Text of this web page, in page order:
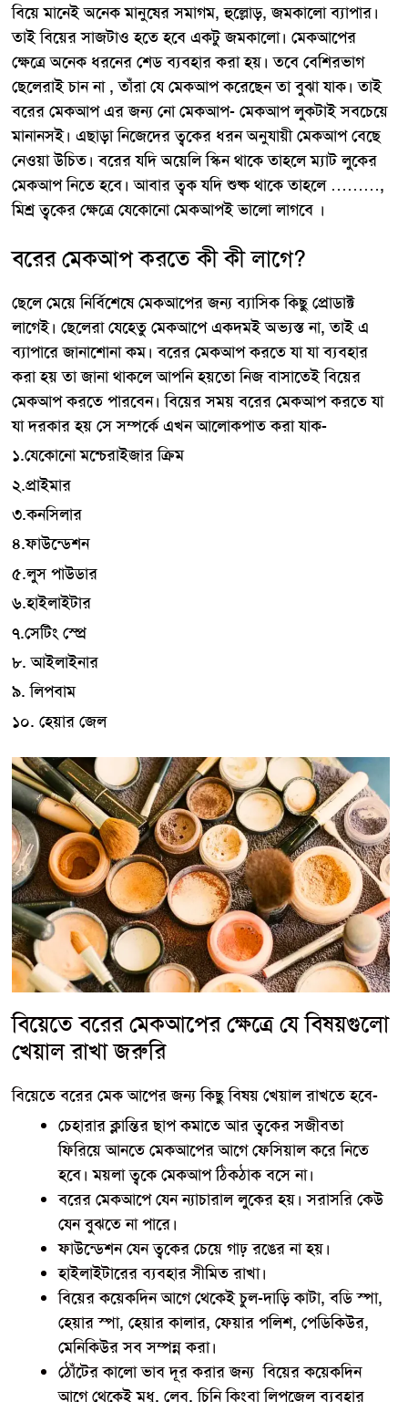
বিয়ে মানেই অনেক মানুষের সমাগম, হুল্লোড়, জমকালো ব্যাপার।
তাই বিয়ের সাজটাও হতে হবে একটু জমকালো। মেকআপের
ক্ষেত্রে অনেক ধরনের শেড ব্যবহার করা হয়। তবে বেশিরভাগ
ছেলেরাই চান না , তাঁরা যে মেকআপ করেছেন তা বুঝা যাক। তাই
বরের মেকআপ এর জন্য নো মেকআপ- মেকআপ লুকটাই সবচেয়ে
মানানসই। এছাড়া নিজেদের ত্বকের ধরন অনুযায়ী মেকআপ বেছে
নেওয়া উচিত। বরের যদি অয়েলি স্কিন থাকে তাহলে ম্যাট লুকের
মেকআপ নিতে হবে। আবার ত্বক যদি শুষ্ক থাকে তাহলে ………,
মিশ্র ত্বকের ক্ষেত্রে যেকোনো মেকআপই ভালো লাগবে ।
বরের মেকআপ করতে কী কী লাগে?
ছেলে মেয়ে নির্বিশেষে মেকআপের জন্য ব্যাসিক কিছু প্রোডাক্ট
লাগেই। ছেলেরা যেহেতু মেকআপে একদমই অভ্যস্ত না, তাই এ
ব্যাপারে জানাশোনা কম। বরের মেকআপ করতে যা যা ব্যবহার
করা হয় তা জানা থাকলে আপনি হয়তো নিজ বাসাতেই বিয়ের
মেকআপ করতে পারবেন। বিয়ের সময় বরের মেকআপ করতে যা
যা দরকার হয় সে সম্পর্কে এখন আলোকপাত করা যাক-
১.যেকোনো মশ্চেরাইজার ক্রিম
২.প্রাইমার
৩.কনসিলার
৪.ফাউন্ডেশন
৫.লুস পাউডার
৬.হাইলাইটার
৭.সেটিং স্প্রে
৮. আইলাইনার
৯. লিপবাম
১০. হেয়ার জেল
বিয়েতে বরের মেকআপের ক্ষেত্রে যে বিষয়গুলো
খেয়াল রাখা জরুরি
বিয়েতে বরের মেক আপের জন্য কিছু বিষয় খেয়াল রাখতে হবে-
চেহারার ক্লান্তির ছাপ কমাতে আর ত্বকের সজীবতা
ফিরিয়ে আনতে মেকআপের আগে ফেসিয়াল করে নিতে
হবে। ময়লা ত্বকে মেকআপ ঠিকঠাক বসে না।
বরের মেকআপে যেন ন্যাচারাল লুকের হয়। সরাসরি কেউ
যেন বুঝতে না পারে।
ফাউন্ডেশন যেন ত্বকের চেয়ে গাঢ় রঙের না হয়।
হাইলাইটারের ব্যবহার সীমিত রাখা।
বিয়ের কয়েকদিন আগে থেকেই চুল-দাড়ি কাটা, বডি স্পা,
হেয়ার স্পা, হেয়ার কালার, ফেয়ার পলিশ, পেডিকিউর,
মেনিকিউর সব সম্পন্ন করা।
ঠোঁটের কালো ভাব দূর করার জন্য বিয়ের কয়েকদিন
আগে থেকেই মধু, লেবু, চিনি কিংবা লিপজেল ব্যবহার